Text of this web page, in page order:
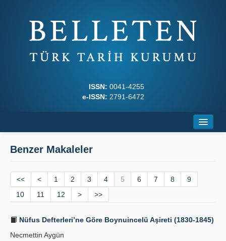
ISSN: 0041-4255
e-ISSN: 2791-6472
Dergi Kurulları
Yazım Kuralları
İlkeler
Benzer Makaleler
<< < 1 2 3 4 5 6 7 8
9
10
11 12 > >>
Nüfus Defterleri’ne Göre Boynuincelü Aşireti (1830-1845)
Necmettin Aygün